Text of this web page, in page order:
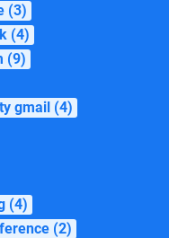
(3)
(4)
(9)
gmail (4)
(4)
(2)